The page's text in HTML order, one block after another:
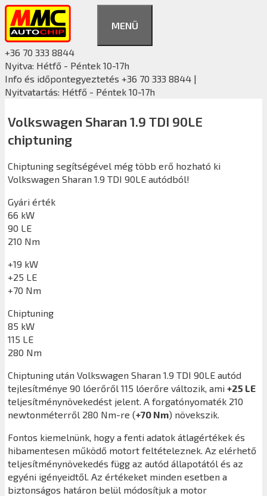
Kilépés
tartalomba
MENÜ
+36 70 333 8844
Nyitva: Hétfő - Péntek 10-17h
Info és időpontegyeztetés +36 70 333 8844 |
Nyitvatartás: Hétfő - Péntek 10-17h
Volkswagen Sharan 1.9 TDI 90LE
chiptuning
Chiptuning segítségével még több erő hozható ki
Volkswagen Sharan 1.9 TDI 90LE autódból!
Gyári érték
66 kW
90 LE
210 Nm
+19 kW
+25 LE
+70 Nm
Chiptuning
85 kW
115 LE
280 Nm
Chiptuning után Volkswagen Sharan 1.9 TDI 90LE autód
tejlesítménye 90 lóerőről 115 lóerőre változik, ami +25 LE
teljesítménynövekedést jelent. A forgatónyomaték 210
newtonméterről 280 Nm-re (+70 Nm) növekszik.
Fontos kiemelnünk, hogy a fenti adatok átlagértékek és
hibamentesen működő motort feltételeznek. Az elérhető
teljesítménynövekedés függ az autód állapotától és az
egyéni igényeidtől. Az értékeket minden esetben a
biztonságos határon belül módosítjuk a motor